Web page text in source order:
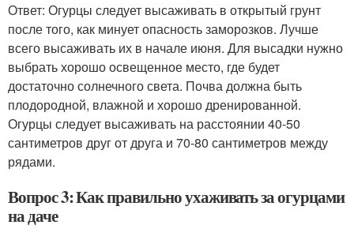
Ответ: Огурцы следует высаживать в открытый грунт
после того, как минует опасность заморозков. Лучше
всего высаживать их в начале июня. Для высадки нужно
выбрать хорошо освещенное место, где будет
достаточно солнечного света. Почва должна быть
плодородной, влажной и хорошо дренированной.
Огурцы следует высаживать на расстоянии 40-50
сантиметров друг от друга и 70-80 сантиметров между
рядами.
Вопрос 3: Как правильно ухаживать за огурцами
на даче